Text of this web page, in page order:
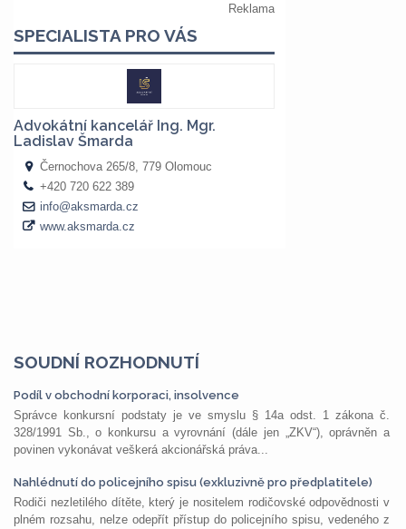
SOUDNÍ ROZHODNUTÍ
Podíl v obchodní korporaci, insolvence
Správce konkursní podstaty je ve smyslu § 14a odst. 1 zákona č.
328/1991 Sb., o konkursu a vyrovnání (dále jen „ZKV“), oprávněn a
povinen vykonávat veškerá akcionářská práva...
Nahlédnutí do policejního spisu (exkluzivně pro předplatitele)
Rodiči nezletilého dítěte, který je nositelem rodičovské odpovědnosti v
plném rozsahu, nelze odepřít přístup do policejního spisu, vedeného z